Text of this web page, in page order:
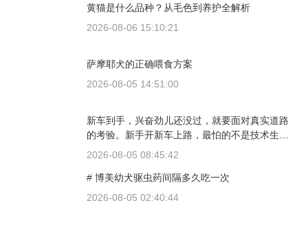
方和真实价格区间。
黄猫是什么品种？从毛色到养护全解析
2026-08-06 15:10:21
萨摩耶犬的正确喂食方案
2026-08-05 14:51:00
新车到手，兴奋劲儿还没过，就要面对真实道路
的考验。新手开新车上路，最怕的不是技术生
疏，而是对车况和路况的双重陌生。磨合期内，
不超过100公里，这不是老司机的保守，而是活
塞和气缸壁需要时间完成精细贴合。多数车型说
2026-08-05 08:45:42
# 博美幼犬驱虫药间隔多久吃一次
2026-08-05 02:40:44